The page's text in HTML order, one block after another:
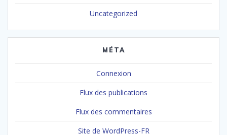
Uncategorized
MÉTA
Connexion
Flux des publications
Flux des commentaires
Site de WordPress-FR